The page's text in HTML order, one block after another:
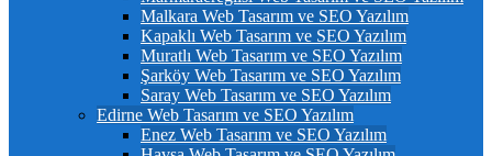
Malkara Web Tasarım ve SEO Yazılım
Kapaklı Web Tasarım ve SEO Yazılım
Muratlı Web Tasarım ve SEO Yazılım
Şarköy Web Tasarım ve SEO Yazılım
Saray Web Tasarım ve SEO Yazılım
Edirne Web Tasarım ve SEO Yazılım
Enez Web Tasarım ve SEO Yazılım